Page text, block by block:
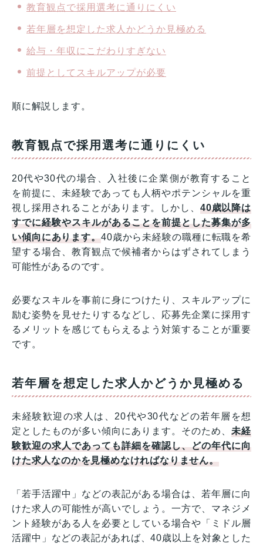
教育観点で採用選考に通りにくい
若年層を想定した求人かどうか見極める
給与・年収にこだわりすぎない
前提としてスキルアップが必要
順に解説します。
教育観点で採用選考に通りにくい
20代や30代の場合、入社後に企業側が教育すること
を前提に、未経験であっても人柄やポテンシャルを重
視し採用されることがあります。しかし、 40歳以降は
すでに経験やスキルがあることを前提とした募集が多
い傾向にあります。40歳から未経験の職種に転職を希
望する場合、教育観点で候補者からはずされてしまう
可能性があるのです。
必要なスキルを事前に身につけたり、スキルアップに
励む姿勢を見せたりするなどし、応募先企業に採用す
るメリットを感じてもらえるよう対策することが重要
です。
若年層を想定した求人かどうか見極める
未経験歓迎の求人は、20代や30代などの若年層を想
定としたものが多い傾向にあります。そのため、未経
験歓迎の求人であっても詳細を確認し、どの年代に向
けた求人なのかを見極めなければなりません。
「若手活躍中」などの表記がある場合は、若年層に向
けた求人の可能性が高いでしょう。一方で、マネジメ
ント経験がある人を必要としている場合や「ミドル層
活躍中」などの表記があれば、40歳以上を対象とした